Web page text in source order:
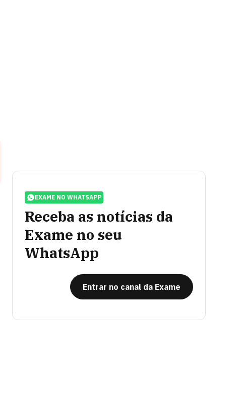
EXAME NO WHATSAPP
Receba as notícias da
Exame no seu
WhatsApp
Entrar no canal da Exame